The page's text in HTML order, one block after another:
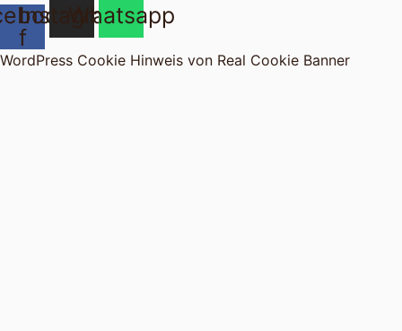
f
InstagramWhatsapp
WordPress Cookie Hinweis von Real Cookie Banner